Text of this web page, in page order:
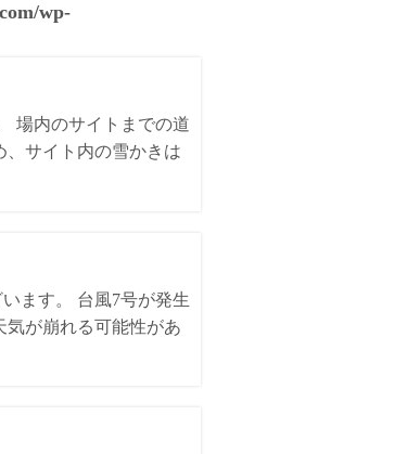
wp-
場内のサイトまでの道
、サイト内の雪かきは
ます。 台風7号が発生
気が崩れる可能性があ